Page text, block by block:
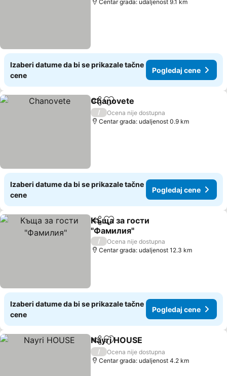
Centar grada: udaljenost 9.1 km
Izaberi datume da bi se prikazale tačne
cene
Pogledaj cene
Deli Dodati u favorite
Chanovete
/
Ocena nije dostupna
Centar grada: udaljenost 0.9 km
Izaberi datume da bi se prikazale tačne
cene
Pogledaj cene
Deli Dodati u favorite
Къща за гости
"Фамилия"
Pogledaj cene
/
Ocena nije dostupna
Centar grada: udaljenost 12.3 km
Izaberi datume da bi se prikazale tačne
cene
Pogledaj cene
Deli Dodati u favorite
Nayri HOUSE
/
Ocena nije dostupna
Centar grada: udaljenost 4.2 km